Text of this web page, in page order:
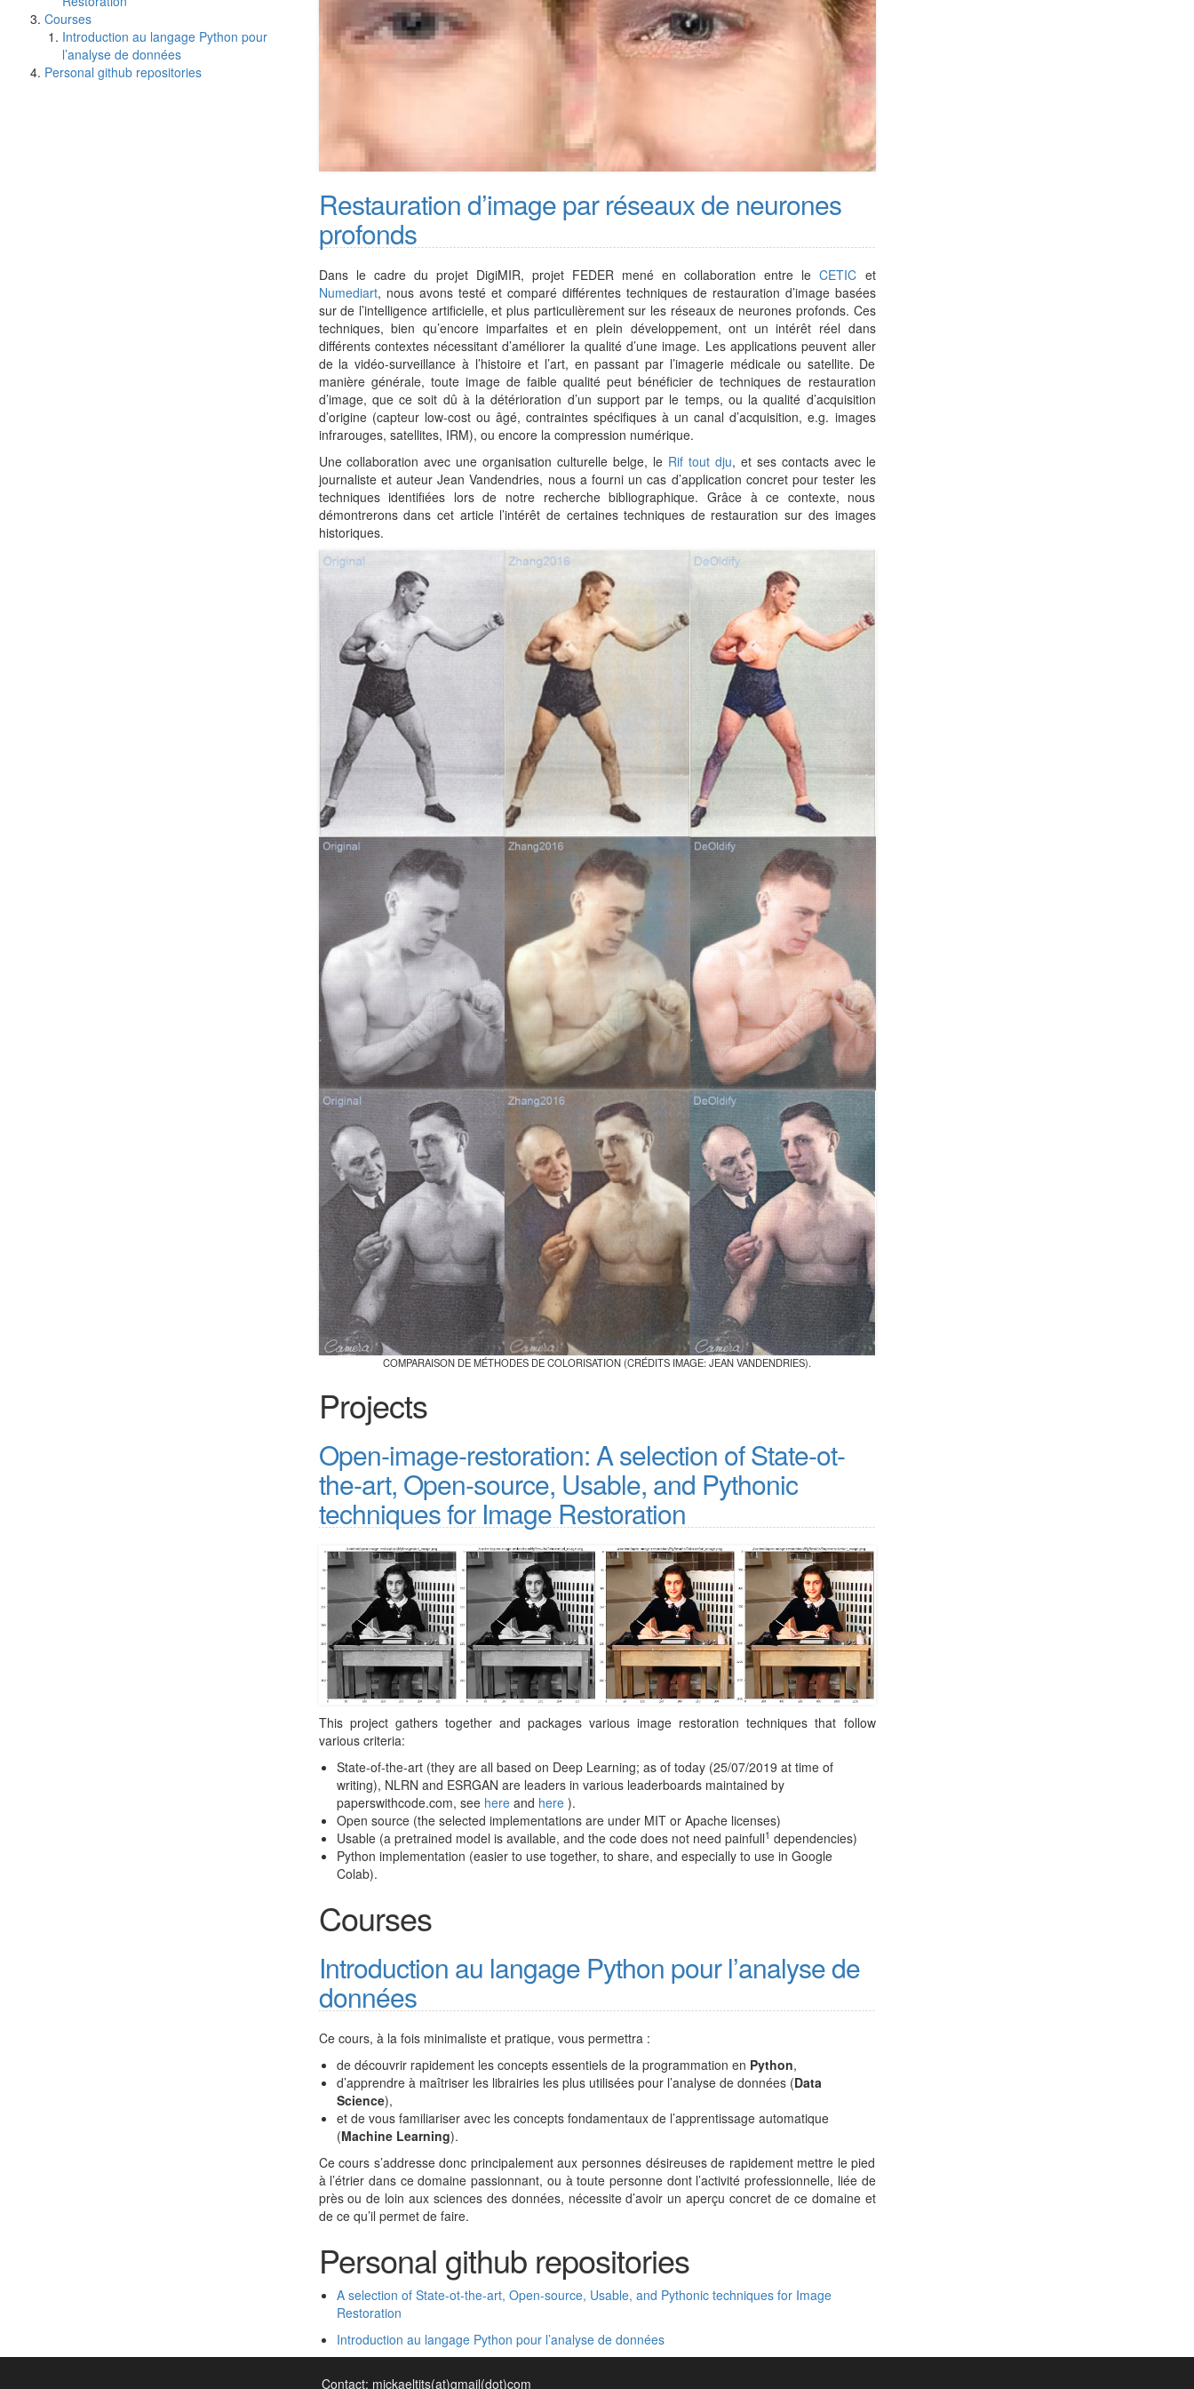
Courses
Introduction au langage Python pour
l’analyse de données
Personal github repositories
Restauration d’image par réseaux de neurones
profonds
Dans le cadre du projet DigiMIR, projet FEDER mené en collaboration entre leCETIC et
Numediart, nous avons testé et comparé différentes techniques de restauration d’image basées
sur de l’intelligence artificielle, et plus particulièrement sur les réseaux de neurones profonds. Ces
techniques, bien qu’encore imparfaites et en plein développement, ont un intérêt réel dans
différents contextes nécessitant d’améliorer la qualité d’une image. Les applications peuvent aller
de la vidéo-surveillance à l’histoire et l’art, en passant par l’imagerie médicale ou satellite. De
manière générale, toute image de faible qualité peut bénéficier de techniques de restauration
d’image, que ce soit dû à la détérioration d’un support par le temps, ou la qualité d’acquisition
d’origine (capteur low-cost ou âgé, contraintes spécifiques à un canal d’acquisition, e.g. images
infrarouges, satellites, IRM), ou encore la compression numérique.
Une collaboration avec une organisation culturelle belge, le Rif tout dju, et ses contacts avec le
journaliste et auteur Jean Vandendries, nous a fourni un cas d’application concret pour tester les
techniques identifiées lors de notre recherche bibliographique. Grâce à ce contexte, nous
démontrerons dans cet article l’intérêt de certaines techniques de restauration sur des images
historiques.
COMPARAISON DE MÉTHODES DE COLORISATION (CRÉDITS IMAGE: JEAN VANDENDRIES).
Projects
Open-image-restoration: A selection of State-ot-
the-art, Open-source, Usable, and Pythonic
techniques for Image Restoration
This project gathers together and packages various image restoration techniques that follow
various criteria:
State-of-the-art (they are all based on Deep Learning; as of today (25/07/2019 at time of
writing), NLRN and ESRGAN are leaders in various leaderboards maintained by
paperswithcode.com, see hereand here).
Open source (the selected implementations are under MIT or Apache licenses)
Usable (a pretrained model is available, and the code does not need painfull1 dependencies)
Python implementation (easier to use together, to share, and especially to use in Google
Colab).
Courses
Introduction au langage Python pour l’analyse de
données
Ce cours, à la fois minimaliste et pratique, vous permettra :
de découvrir rapidement les concepts essentiels de la programmation en Python,
d’apprendre à maîtriser les librairies les plus utilisées pour l’analyse de données (Data
Science),
et de vous familiariser avec les concepts fondamentaux de l’apprentissage automatique
(Machine Learning).
Ce cours s’addresse donc principalement aux personnes désireuses de rapidement mettre le pied
à l’étrier dans ce domaine passionnant, ou à toute personne dont l’activité professionnelle, liée de
près ou de loin aux sciences des données, nécessite d’avoir un aperçu concret de ce domaine et
de ce qu’il permet de faire.
Personal github repositories
A selection of State-ot-the-art, Open-source, Usable, and Pythonic techniques for Image
Restoration
Introduction au langage Python pour l’analyse de données
Contact: mickaeltits(at)gmail(dot)com